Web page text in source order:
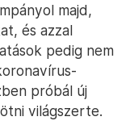
majd,
és azzal
pedig nem
próbál új
világszerte.